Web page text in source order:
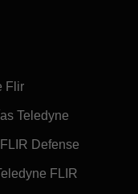
Flir
Teledyne
Defense
FLIR